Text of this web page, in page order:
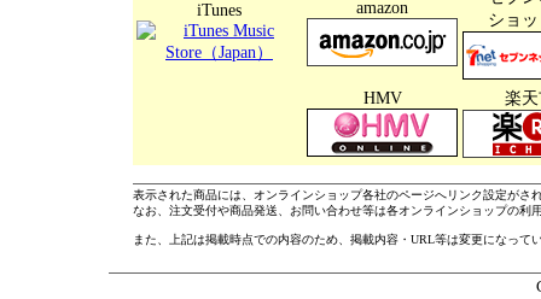
iTunes amazon
ショ
HMV 楽
表示された商品には、オンラインショップ各社のページへリンク設定がさ
なお、注文受付や商品発送、お問い合わせ等は各オンラインショップの利
また、上記は掲載時点での内容のため、掲載内容・URL等は変更になって